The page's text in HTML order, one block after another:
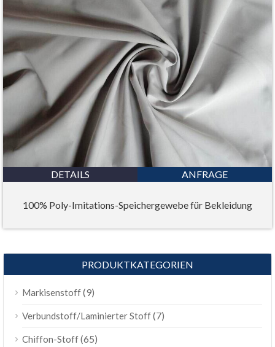
DETAILS ANFRAGE
100% Poly-Imitations-Speichergewebe für Bekleidung
PRODUKTKATEGORIEN
Markisenstoff(9)
Verbundstoff/Laminierter Stoff(7)
Chiffon-Stoff(65)